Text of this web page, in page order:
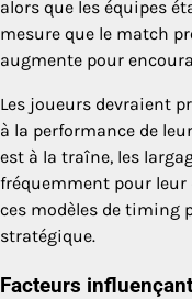
alors que les équipes
mesure que le match
augmente pour
Les joueurs devraient
à la performance de
est à la traîne, les
fréquemment pour leur
ces modèles de timing
stratégique.
Facteurs